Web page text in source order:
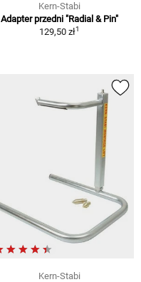
Kern-Stabi
Adapter przedni "Radial & Pin"
129,50 zł1
Kern-Stabi